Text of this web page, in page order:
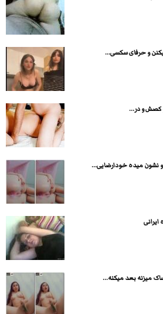
و حرفای سکسی...
کصش و در...
نشون میده خودارضایی...
میزنه بعد میکنه...